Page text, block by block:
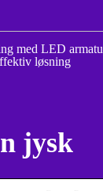
med LED
løsning
jysk